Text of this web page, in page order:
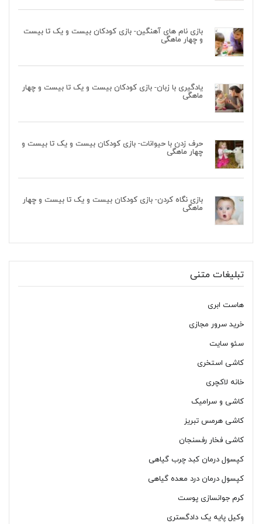
بازی نام های آهنگین- بازی کودکان بیست و یک تا بیست
و چهار ماهگی
یادگیری با زبان- بازی کودکان بیست و یک تا بیست و چهار
ماهگی
حرف زدن با حیوانات- بازی کودکان بیست و یک تا بیست و
چهار ماهگی
بازی نگاه کردن- بازی کودکان بیست و یک تا بیست و چهار
ماهگی
تبلیغات متنی
هاست ابری
خرید سرور مجازی
سئو سایت
کاشی استخری
خانه لاکچری
کاشی و سرامیک
کاشی هرمس تبریز
کاشی فخار رفسنجان
کپسول درمان کبد چرب گیاهی
کپسول درمان درد معده گیاهی
کرم جوانسازی پوست
وکیل پایه یک دادگستری